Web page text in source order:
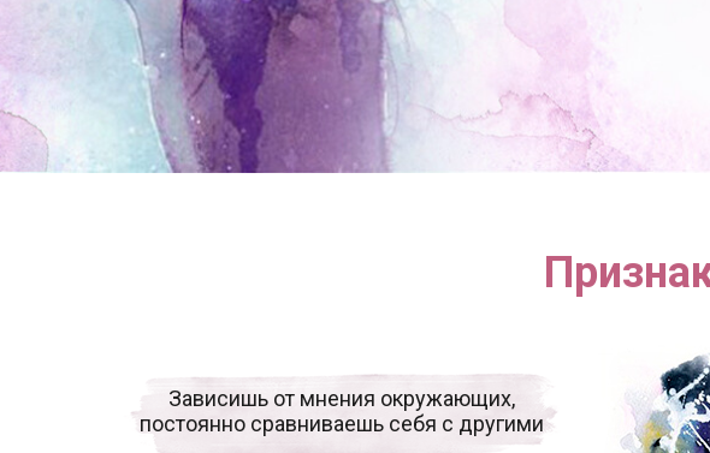
Зависишь от мнения окружающих,
постоянно сравниваешь себя с другими